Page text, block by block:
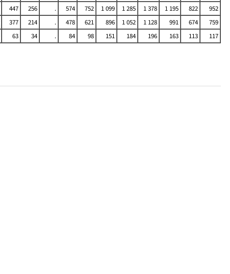
447 256 . 574 752 1 099 1 285 1 378 1 195 822
952
377 214 . 478 621 896 1 052 1 128 991 674
759
63 34 . 84 98 151 184 196 163 113 117